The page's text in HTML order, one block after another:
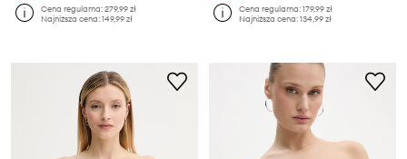
Cena regularna:279,99 zł
Najniższa cena:149,99 zł
Cena regularna:179,99 zł
Najniższa cena:134,99 zł